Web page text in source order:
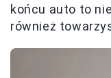
końcu auto to
również